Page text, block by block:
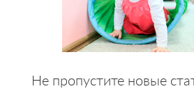
Не пропустите новые